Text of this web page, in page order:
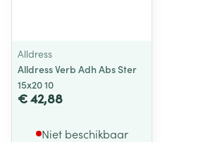
Alldress
Alldress Verb Adh Abs Ster
15x20 10
€ 42,88
Niet beschikbaar